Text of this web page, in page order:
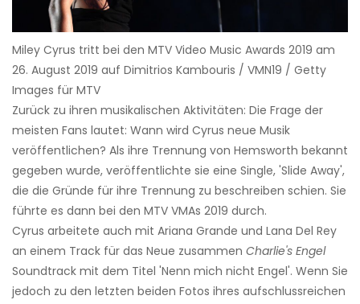
Miley Cyrus tritt bei den MTV Video Music Awards 2019 am
26. August 2019 auf Dimitrios Kambouris / VMN19 / Getty
Images für MTV
Zurück zu ihren musikalischen Aktivitäten: Die Frage der
meisten Fans lautet: Wann wird Cyrus neue Musik
veröffentlichen? Als ihre Trennung von Hemsworth bekannt
gegeben wurde, veröffentlichte sie eine Single, 'Slide Away',
die die Gründe für ihre Trennung zu beschreiben schien. Sie
führte es dann bei den MTV VMAs 2019 durch.
Cyrus arbeitete auch mit Ariana Grande und Lana Del Rey
an einem Track für das Neue zusammen Charlie's Engel
Soundtrack mit dem Titel 'Nenn mich nicht Engel'. Wenn Sie
jedoch zu den letzten beiden Fotos ihres aufschlussreichen